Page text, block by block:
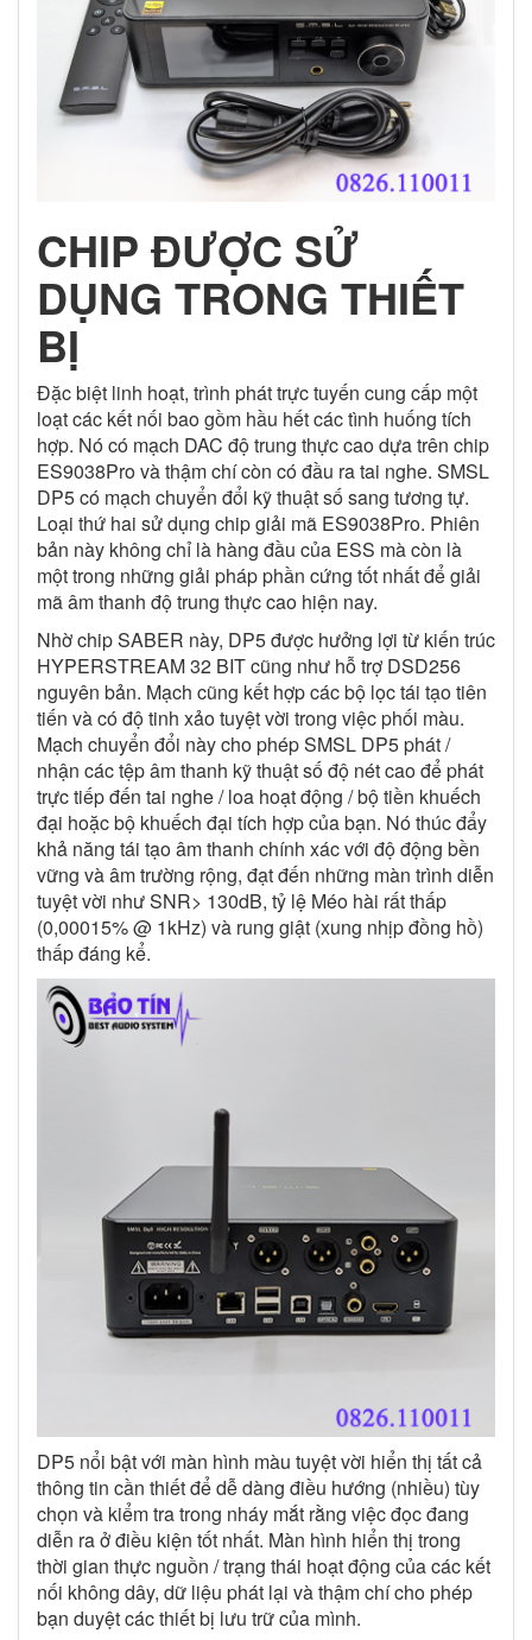
CHIP ĐƯỢC SỬ
DỤNG TRONG THIẾT
BỊ
Đặc biệt linh hoạt, trình phát trực tuyến cung cấp một
loạt các kết nối bao gồm hầu hết các tình huống tích
hợp. Nó có mạch DAC độ trung thực cao dựa trên chip
ES9038Pro và thậm chí còn có đầu ra tai nghe. SMSL
DP5 có mạch chuyển đổi kỹ thuật số sang tương tự.
Loại thứ hai sử dụng chip giải mã ES9038Pro. Phiên
bản này không chỉ là hàng đầu của ESS mà còn là
một trong những giải pháp phần cứng tốt nhất để giải
mã âm thanh độ trung thực cao hiện nay.
Nhờ chip SABER này, DP5 được hưởng lợi từ kiến ​​trúc
HYPERSTREAM 32 BIT cũng như hỗ trợ DSD256
nguyên bản. Mạch cũng kết hợp các bộ lọc tái tạo tiên
tiến và có độ tinh xảo tuyệt vời trong việc phối màu.
Mạch chuyển đổi này cho phép SMSL DP5 phát /
nhận các tệp âm thanh kỹ thuật số độ nét cao để phát
trực tiếp đến tai nghe / loa hoạt động / bộ tiền khuếch
đại hoặc bộ khuếch đại tích hợp của bạn. Nó thúc đẩy
khả năng tái tạo âm thanh chính xác với độ động bền
vững và âm trường rộng, đạt đến những màn trình diễn
tuyệt vời như SNR> 130dB, tỷ lệ Méo hài rất thấp
(0,00015% @ 1kHz) và rung giật (xung nhịp đồng hồ)
thấp đáng kể.
DP5 nổi bật với màn hình màu tuyệt vời hiển thị tất cả
thông tin cần thiết để dễ dàng điều hướng (nhiều) tùy
chọn và kiểm tra trong nháy mắt rằng việc đọc đang
diễn ra ở điều kiện tốt nhất. Màn hình hiển thị trong
thời gian thực nguồn / trạng thái hoạt động của các kết
nối không dây, dữ liệu phát lại và thậm chí cho phép
bạn duyệt các thiết bị lưu trữ của mình.